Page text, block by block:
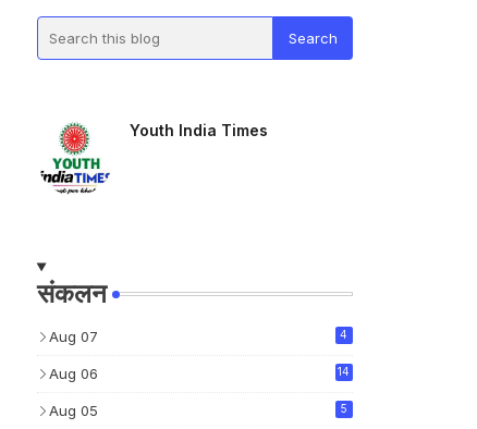
Youth India Times
संकलन
Aug 07 4
Aug 06 14
Aug 05 5